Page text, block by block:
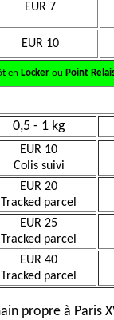
EUR 7
EUR 10
en Lockerou Point
0,5 - 1 kg
EUR 10
Colis suivi
EUR 20
Tracked parcel
EUR 25
Tracked parcel
EUR 40
Tracked parcel
propre à Paris